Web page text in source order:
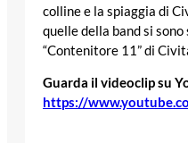
colline e la spiaggia di
quelle della band si
“Contenitore 11” di
Guarda il videoclip su
https://